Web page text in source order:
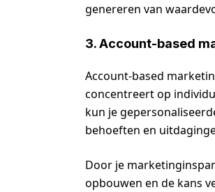
genereren van
3. Account-based
Account-based
concentreert op
kun je
behoeften en
Door je
opbouwen en de kans